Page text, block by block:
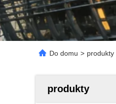
Do domu > produkty
produkty